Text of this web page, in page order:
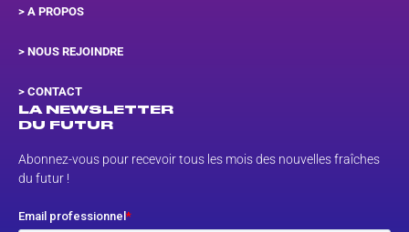
> A PROPOS
> NOUS REJOINDRE
> CONTACT
LA NEWSLETTER
DU FUTUR
Abonnez-vous pour recevoir tous les mois des nouvelles fraîches
du futur !